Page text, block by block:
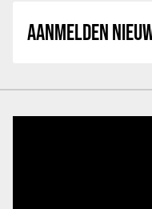
AANMELDEN